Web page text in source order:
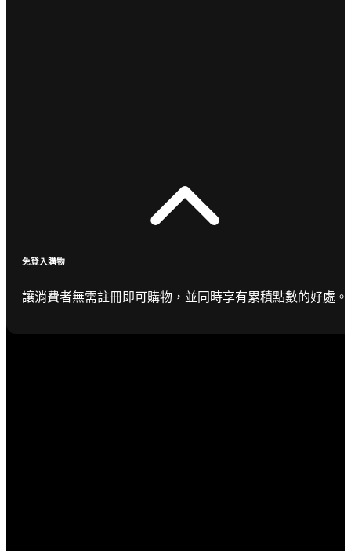
免登入購物
讓消費者無需註冊即可購物，並同時享有累積點數的好處。